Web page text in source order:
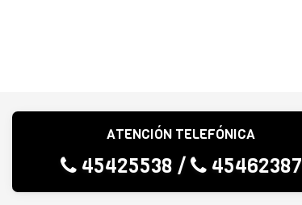
ATENCIÓN TELEFÓNICA
45425538 / 45462387